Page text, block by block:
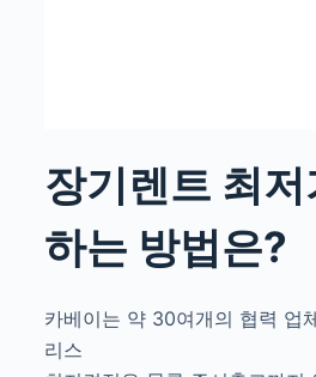
장기렌트 최
하는 방법은?
카베이는 약 30여개의 협력 업
리스